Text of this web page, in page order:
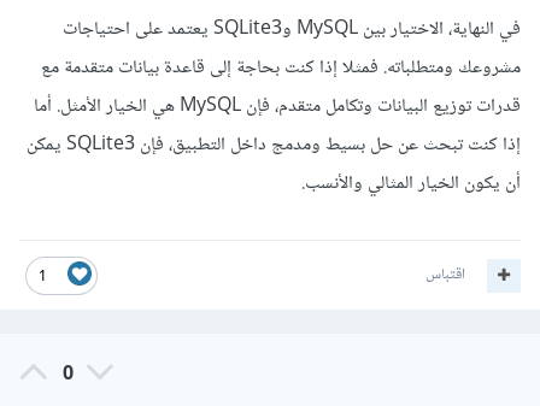
في النهاية، الاختيار بين MySQL وSQLite3 يعتمد على احتياجات
مشروعك ومتطلباته. فمثلا إذا كنت بحاجة إلى قاعدة بيانات متقدمة مع
قدرات توزيع البيانات وتكامل متقدم، فإن MySQL هي الخيار الأمثل. أما
إذا كنت تبحث عن حل بسيط ومدمج داخل التطبيق، فإن SQLite3 يمكن
أن يكون الخيار المثالي والأنسب.
1 اقتباس
0